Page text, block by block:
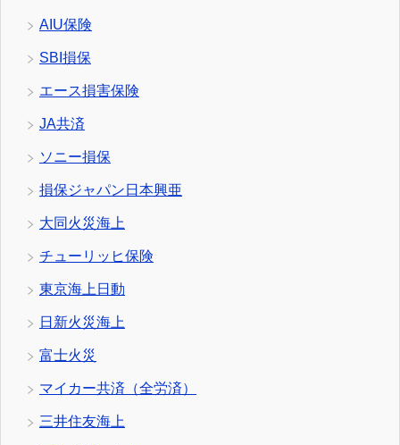
AIU保険
SBI損保
エース損害保険
JA共済
ソニー損保
損保ジャパン日本興亜
大同火災海上
チューリッヒ保険
東京海上日動
日新火災海上
富士火災
マイカー共済（全労済）
三井住友海上